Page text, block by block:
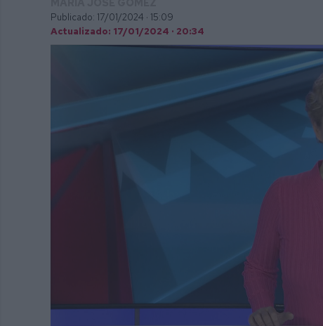
Publicado: 17/01/2024 · 15:09
Actualizado: 17/01/2024 · 20:34